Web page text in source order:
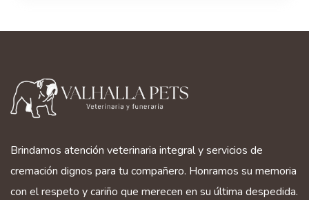
Brindamos atención veterinaria integral y servicios de
cremación dignos para tu compañero. Honramos su memoria
con el respeto y cariño que merecen en su última despedida.